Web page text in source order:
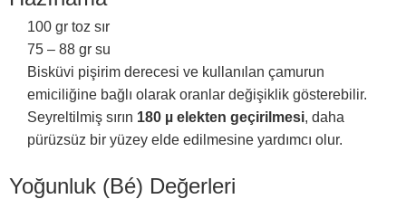
100 gr toz sır
75 – 88 gr su
Bisküvi pişirim derecesi ve kullanılan çamurun
emiciliğine bağlı olarak oranlar değişiklik gösterebilir.
Seyreltilmiş sırın 180 µ elekten geçirilmesi, daha
pürüzsüz bir yüzey elde edilmesine yardımcı olur.
Yoğunluk (Bé) Değerleri